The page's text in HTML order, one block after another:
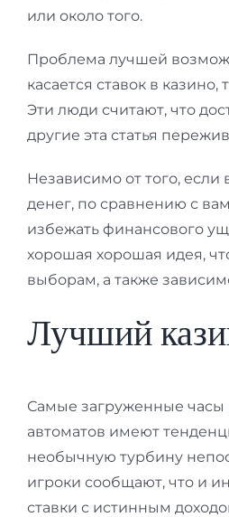
или около того.
Проблема лучшей
касается ставок в
Эти люди считают, что
другие эта статья
Независимо от того,
денег, по сравнению с
избежать финансового
хорошая хорошая идея,
выборам, а также
Лучший
Самые загруженные часы
автоматов имеют
необычную турбину
игроки сообщают, что и
ставки с истинным